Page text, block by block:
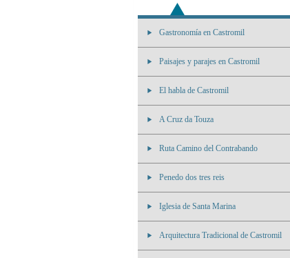
Gastronomía en Castromil
Paisajes y parajes en Castromil
El habla de Castromil
A Cruz da Touza
Ruta Camino del Contrabando
Penedo dos tres reis
Iglesia de Santa Marina
Arquitectura Tradicional de Castromil